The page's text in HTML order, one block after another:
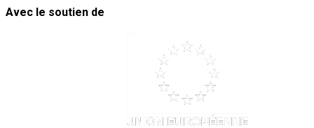
Avec le soutien de